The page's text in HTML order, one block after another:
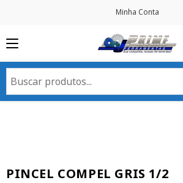
Minha Conta
PINCEL COMPEL GRIS 1/2